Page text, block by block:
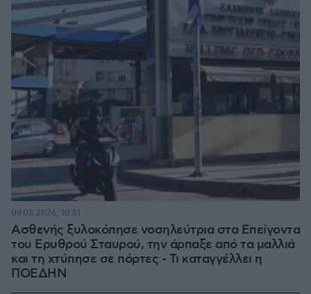
Ασθενής ξυλοκόπησε νοσηλεύτρια στα Επείγοντα
του Ερυθρού Σταυρού, την άρπαξε από τα μαλλιά
και τη χτύπησε σε πόρτες - Τι καταγγέλλει η
ΠΟΕΔΗΝ
09.08.2026, 10:51